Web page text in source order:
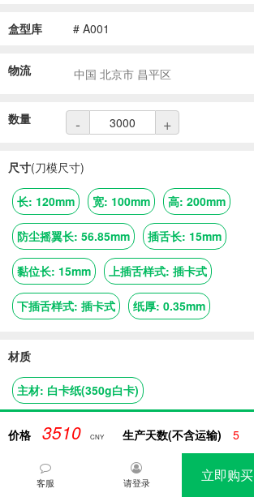
盒型库 # A001
物流 中国 北京市 昌平区
数量 - +
尺寸(刀模尺寸)
长: 120mm 宽: 100mm 高: 200mm
防尘摇翼长: 56.85mm 插舌长: 15mm
黏位长: 15mm 上插舌样式: 插卡式
下插舌样式: 插卡式 纸厚: 0.35mm
材质
主材: 白卡纸(350g白卡)
印刷
未使用印刷
价格 3510 CNY 生产天数(不含运输) 5
客服 请登录 立即购买